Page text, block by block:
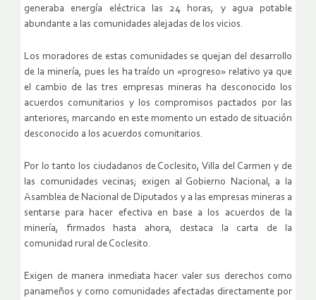
generaba energía eléctrica las 24 horas, y agua potable
abundante a las comunidades alejadas de los vicios.
Los moradores de estas comunidades se quejan del desarrollo
de la minería, pues les ha traído un «progreso» relativo ya que
el cambio de las tres empresas mineras ha desconocido los
acuerdos comunitarios y los compromisos pactados por las
anteriores, marcando en este momento un estado de situación
desconocido a los acuerdos comunitarios.
Por lo tanto los ciudadanos de Coclesito, Villa del Carmen y de
las comunidades vecinas; exigen al Gobierno Nacional, a la
Asamblea de Nacional de Diputados y a las empresas mineras a
sentarse para hacer efectiva en base a los acuerdos de la
minería, firmados hasta ahora, destaca la carta de la
comunidad rural de Coclesito.
Exigen de manera inmediata hacer valer sus derechos como
panameños y como comunidades afectadas directamente por